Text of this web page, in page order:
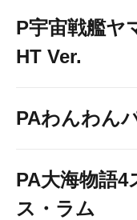
P宇宙戦艦ヤ
HT Ver.
PAわんわん
PA大海物語
ス・ラム